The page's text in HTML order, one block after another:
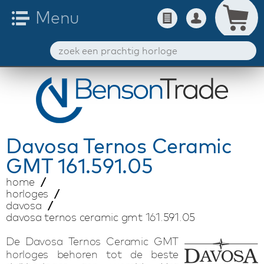
Davosa Ternos Ceramic
GMT 161.591.05
home
horloges
davosa
davosa ternos ceramic gmt 161.591.05
De Davosa Ternos Ceramic GMT
horloges behoren tot de beste